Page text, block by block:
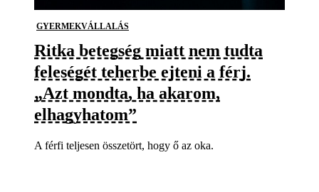
GYERMEKVÁLLALÁS
Ritka betegség miatt nem tudta
feleségét teherbe ejteni a férj.
„Azt mondta, ha akarom,
elhagyhatom”
A férfi teljesen összetört, hogy ő az oka.